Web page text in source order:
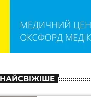
НАЙСВІЖІШЕ